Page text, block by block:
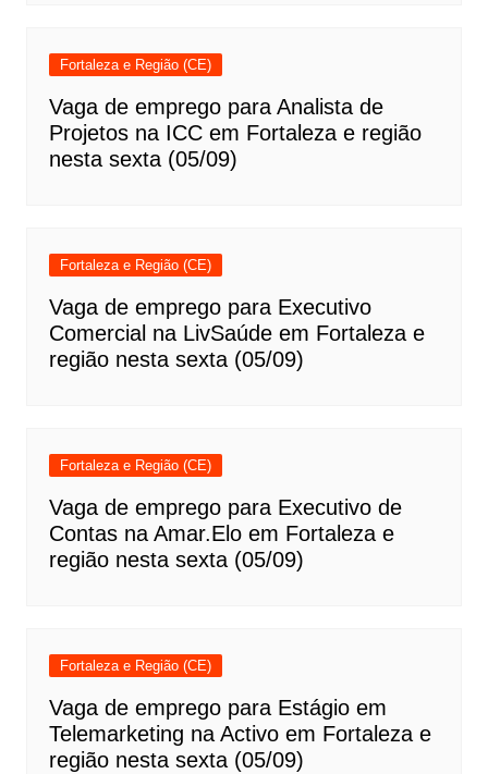
Fortaleza e Região (CE)
Vaga de emprego para Analista de
Projetos na ICC em Fortaleza e região
nesta sexta (05/09)
Fortaleza e Região (CE)
Vaga de emprego para Executivo
Comercial na LivSaúde em Fortaleza e
região nesta sexta (05/09)
Fortaleza e Região (CE)
Vaga de emprego para Executivo de
Contas na Amar.Elo em Fortaleza e
região nesta sexta (05/09)
Fortaleza e Região (CE)
Vaga de emprego para Estágio em
Telemarketing na Activo em Fortaleza e
região nesta sexta (05/09)